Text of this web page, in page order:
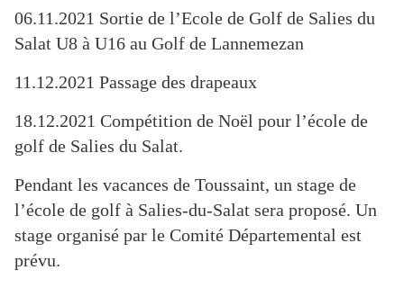
06.11.2021 Sortie de l’Ecole de Golf de Salies du
Salat U8 à U16 au Golf de Lannemezan
11.12.2021 Passage des drapeaux
18.12.2021 Compétition de Noël pour l’école de
golf de Salies du Salat.
Pendant les vacances de Toussaint, un stage de
l’école de golf à Salies-du-Salat sera proposé. Un
stage organisé par le Comité Départemental est
prévu.